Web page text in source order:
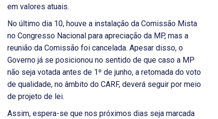
em valores atuais.
No último dia 10, houve a instalação da Comissão Mista
no Congresso Nacional para apreciação da MP, mas a
reunião da Comissão foi cancelada. Apesar disso, o
Governo já se posicionou no sentido de que caso a MP
não seja votada antes de 1º de junho, a retomada do voto
de qualidade, no âmbito do CARF, deverá seguir por meio
de projeto de lei.
Assim, espera-se que nos próximos dias seja marcada